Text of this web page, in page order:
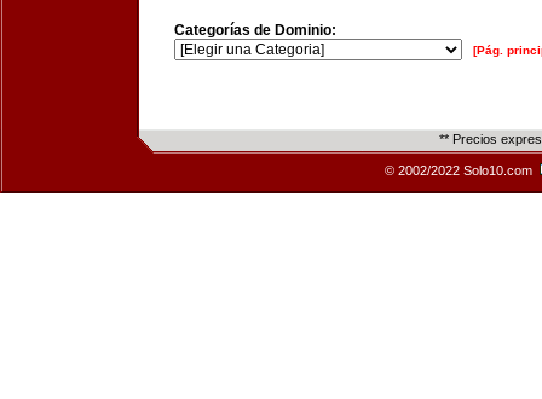
Categorías de Dominio:
[Pág.
** Precios
© 2002/2022 Solo10.com